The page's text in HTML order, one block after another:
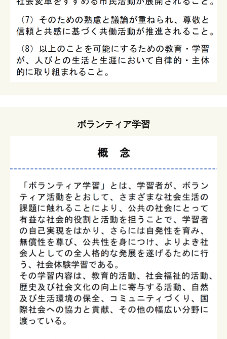
ボランティア学習